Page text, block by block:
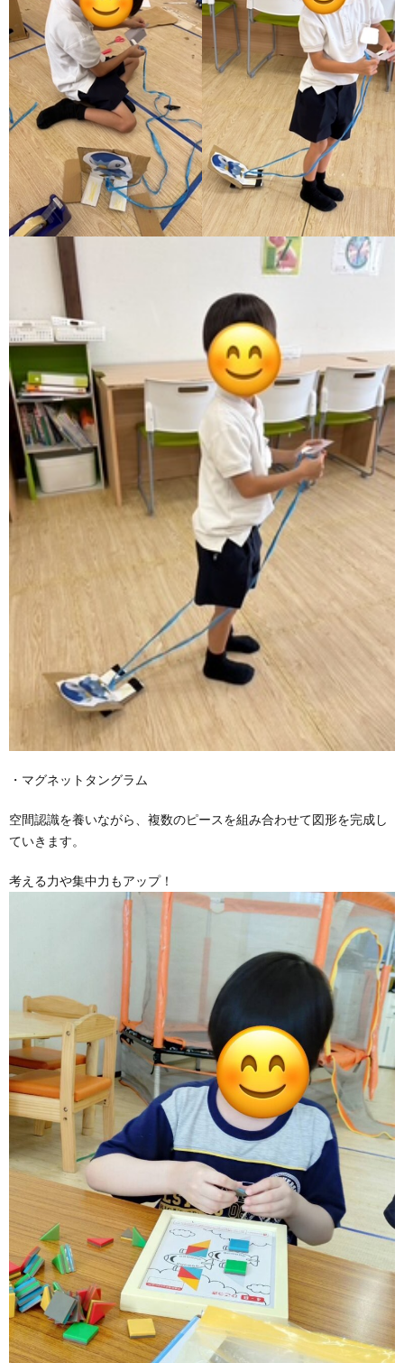
・マグネットタングラム
空間認識を養いながら、複数のピースを組み合わせて図形を完成し
ていきます。
考える力や集中力もアップ！